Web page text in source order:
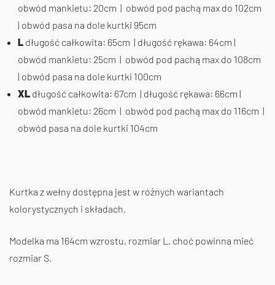
obwód mankietu: 20cm | obwód pod pachą max do 102cm
| obwód pasa na dole kurtki 95cm
L długość całkowita: 65cm | długość rękawa: 64cm |
obwód mankietu: 25cm | obwód pod pachą max do 108cm
| obwód pasa na dole kurtki 100cm
XL długość całkowita: 67cm | długość rękawa: 66cm |
obwód mankietu: 26cm | obwód pod pachą max do 116cm |
obwód pasa na dole kurtki 104cm
Kurtka z wełny dostępna jest w różnych wariantach
kolorystycznych i składach.
Modelka ma 164cm wzrostu, rozmiar L, choć powinna mieć
rozmiar S.